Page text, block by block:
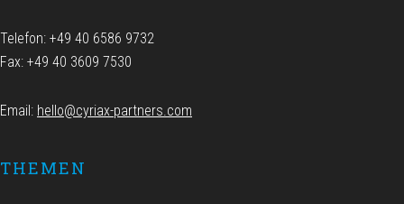
Telefon: +49 40 6586 9732
Fax: +49 40 3609 7530
Email: hello@cyriax-partners.com
THEMEN